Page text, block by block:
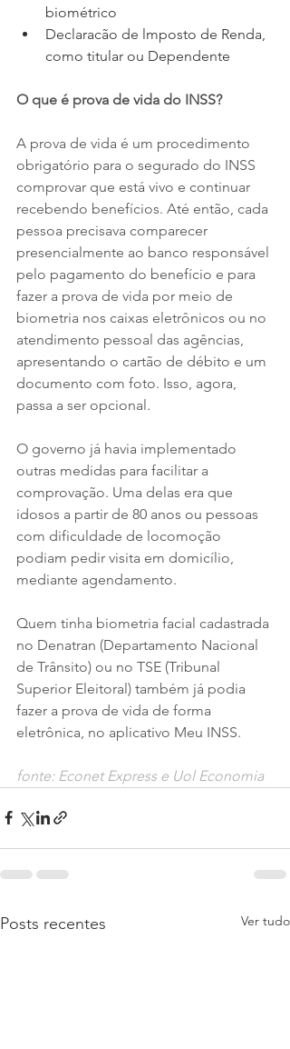
biométrico
Declaracão de lmposto de Renda,
como titular ou Dependente
O que é prova de vida do INSS?
A prova de vida é um procedimento
obrigatório para o segurado do INSS
comprovar que está vivo e continuar
recebendo benefícios. Até então, cada
pessoa precisava comparecer
presencialmente ao banco responsável
pelo pagamento do benefício e para
fazer a prova de vida por meio de
biometria nos caixas eletrônicos ou no
atendimento pessoal das agências,
apresentando o cartão de débito e um
documento com foto. Isso, agora,
passa a ser opcional.
O governo já havia implementado
outras medidas para facilitar a
comprovação. Uma delas era que
idosos a partir de 80 anos ou pessoas
com dificuldade de locomoção
podiam pedir visita em domicílio,
mediante agendamento.
Quem tinha biometria facial cadastrada
no Denatran (Departamento Nacional
de Trânsito) ou no TSE (Tribunal
Superior Eleitoral) também já podia
fazer a prova de vida de forma
eletrônica, no aplicativo Meu INSS.
fonte: Econet Express e Uol Economia
Posts recentes Ver tudo